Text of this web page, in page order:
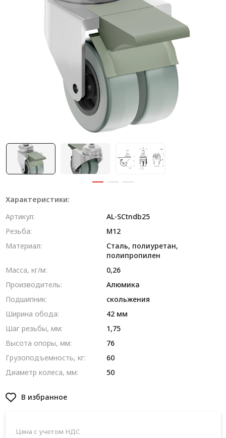
Система V-паза NEW!
Алюминиевые промышленные ограждения
Алюминиевая промышленная мебель
Крейты и кассеты Subrack systems
Профиль строительного назначения
Радиаторный алюминиевый профиль NEW!
Лист алюминиевый
Метрический крепеж
Конструкции из профиля
Характеристики:
Артикул:
AL-SCtndb25
Резьба:
М12
Материал:
Сталь, полиуретан,
полипропилен
Масса, кг/м:
0,26
Производитель:
Алюмика
Подшипник:
скольжения
Ширина обода:
42 мм
Шаг резьбы, мм:
1,75
Высота опоры, мм:
76
Грузоподъемность, кг:
60
Диаметр колеса, мм:
50
В избранное
Цена с учетом НДС